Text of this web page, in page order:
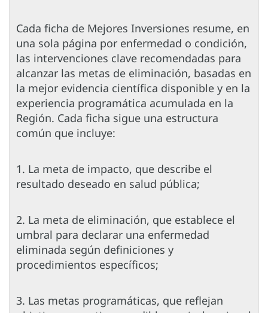
Cada ficha de Mejores Inversiones resume, en
una sola página por enfermedad o condición,
las intervenciones clave recomendadas para
alcanzar las metas de eliminación, basadas en
la mejor evidencia científica disponible y en la
experiencia programática acumulada en la
Región. Cada ficha sigue una estructura
común que incluye:
1. La meta de impacto, que describe el
resultado deseado en salud pública;
2. La meta de eliminación, que establece el
umbral para declarar una enfermedad
eliminada según definiciones y
procedimientos específicos;
3. Las metas programáticas, que reflejan